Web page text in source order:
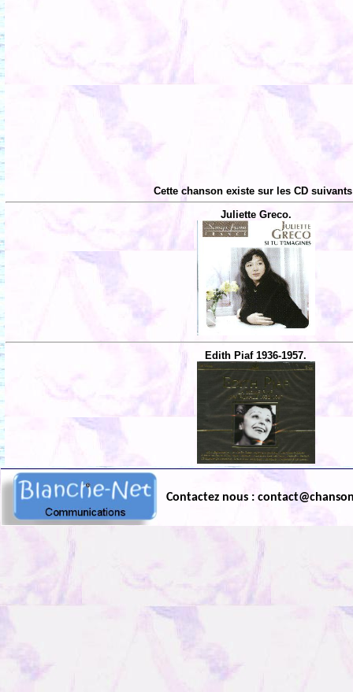
Cette chanson existe sur les CD
Juliette Greco.
Edith Piaf 1936-1957.
Contactez nous :